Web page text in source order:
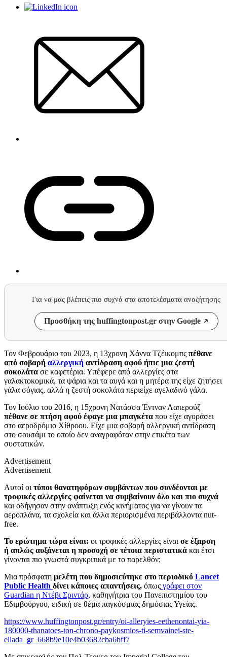
Για να μας βλέπεις πιο συχνά στα αποτελέσματα αναζήτησης
Προσθήκη της huffingtonpost.gr στην Google
Τον Φεβρουάριο του 2023, η 13χρονη Χάννα Τζέικομπς πέθανε
από σοβαρή αλλεργική αντίδραση αφού ήπιε μια ζεστή
σοκολάτα σε καφετέρια. Υπέφερε από αλλεργίες στα
γαλακτοκομικά, τα ψάρια και τα αυγά και η μητέρα της είχε ζητήσει
γάλα σόγιας, αλλά η ζεστή σοκολάτα περιείχε αγελαδινό γάλα.
Τον Ιούλιο του 2016, η 15χρονη Νατάσσα Έντναν Λαπερούζ
πέθανε σε πτήση αφού έφαγε μια μπαγκέτα που είχε αγοράσει
στο αεροδρόμιο Χίθροου. Είχε μια σοβαρή αλλεργική αντίδραση
στο σουσάμι το οποίο δεν αναγραφόταν στην ετικέτα των
συστατικών.
Advertisement
Advertisement
Αυτοί οι τύποι θανατηφόρων συμβάντων που συνδέονται με
τροφικές αλλεργίες φαίνεται να συμβαίνουν όλο και πιο συχνά
και οδήγησαν στην ανάπτυξη ενός κινήματος για να γίνουν τα
αεροπλάνα, τα σχολεία και άλλα περιορισμένα περιβάλλοντα nut-
free.
Το ερώτημα τώρα είναι: οι τροφικές αλλεργίες είναι σε έξαρση
ή απλώς αυξάνεται η προσοχή σε τέτοια περιστατικά και έτσι
γίνονται πιο γνωστά συγκριτικά με το παρελθόν;
Μια πρόσφατη μελέτη που δημοσιεύτηκε στο περιοδικό Lancet
Public Health δίνει κάποιες απαντήσεις, όπως γράφει στον
Guardian η Ντέβι Σριντάρ, καθηγήτρια του Πανεπιστημίου του
Εδιμβούργου, ειδική σε θέμα παγκόσμιας δημόσιας Υγείας.
https://www.huffingtonpost.gr/entry/oi-alleryies-eethenontai-yia-
180000-thanatoes-ton-chrono-paykosmios-ti-semvainei-ste-
ellada_gr_668b9e10e4b03682cba6bff7